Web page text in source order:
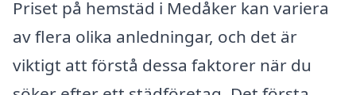
Priset på hemstäd i Medåker kan variera
av flera olika anledningar, och det är
viktigt att förstå dessa faktorer när du